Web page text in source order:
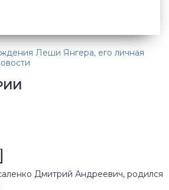
Леши Янгера, его личная
Дмитрий Андреевич, родился